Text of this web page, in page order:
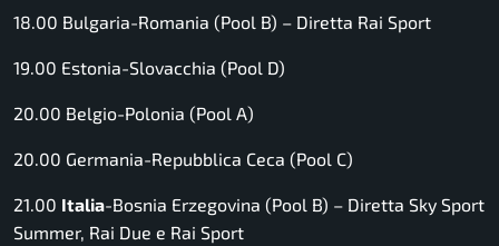
18.00 Bulgaria-Romania (Pool B) – Diretta Rai Sport
19.00 Estonia-Slovacchia (Pool D)
20.00 Belgio-Polonia (Pool A)
20.00 Germania-Repubblica Ceca (Pool C)
21.00 Italia-Bosnia Erzegovina (Pool B) – Diretta Sky Sport
Summer, Rai Due e Rai Sport